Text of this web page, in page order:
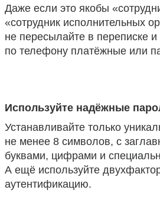
Даже если это якобы
«сотрудник исполнительных
не пересылайте в переписке и
по телефону платёжные или
Используйте надёжные
Устанавливайте только
не менее 8 символов, с
буквами, цифрами и
А ещё используйте
аутентификацию.